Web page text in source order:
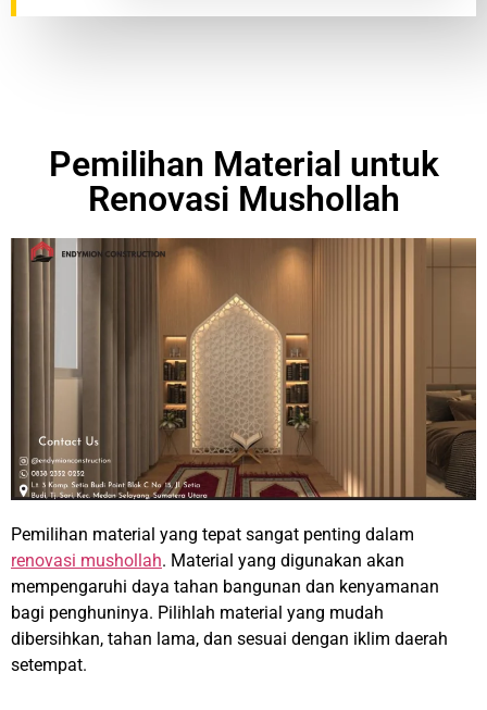
Pemilihan Material untuk
Renovasi Mushollah
Pemilihan material yang tepat sangat penting dalam
renovasi mushollah. Material yang digunakan akan
mempengaruhi daya tahan bangunan dan kenyamanan
bagi penghuninya. Pilihlah material yang mudah
dibersihkan, tahan lama, dan sesuai dengan iklim daerah
setempat.